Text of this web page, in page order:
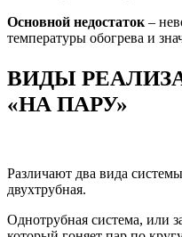
Основной недостаток –
температуры обогрева и
ВИДЫ
«НА ПАРУ»
Различают два вида
двухтрубная.
Однотрубная система, или